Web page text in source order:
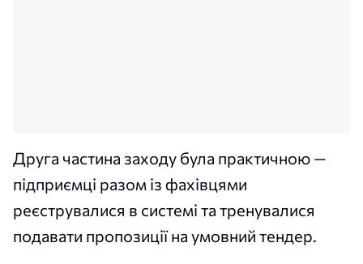
Друга частина заходу була практичною —
підприємці разом із фахівцями
реєструвалися в системі та тренувалися
подавати пропозиції на умовний тендер.